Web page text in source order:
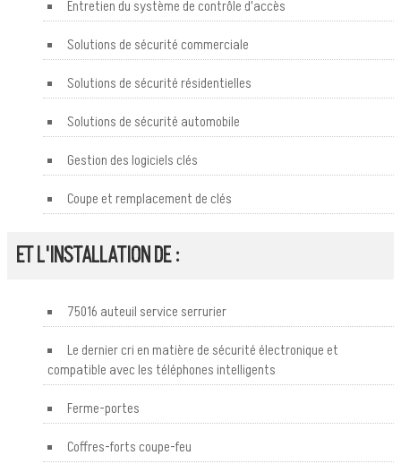
Entretien du système de contrôle d'accès
Solutions de sécurité commerciale
Solutions de sécurité résidentielles
Solutions de sécurité automobile
Gestion des logiciels clés
Coupe et remplacement de clés
ET L'INSTALLATION DE :
75016 auteuil service serrurier
Le dernier cri en matière de sécurité électronique et
compatible avec les téléphones intelligents
Ferme-portes
Coffres-forts coupe-feu